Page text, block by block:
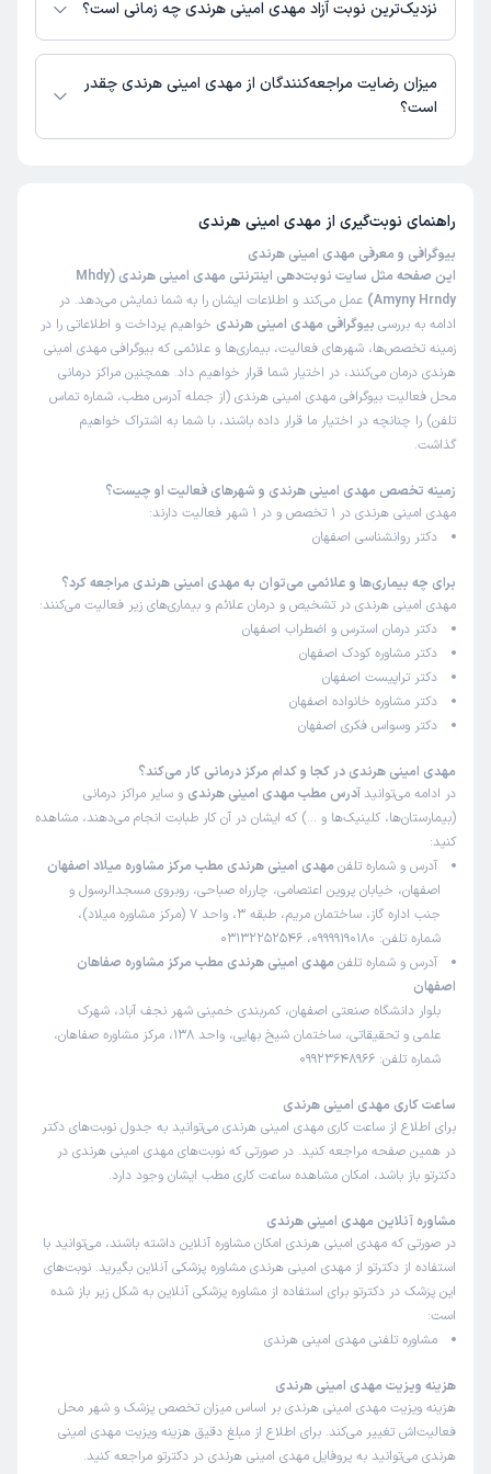
کاربر دکترتو
کاربر آزاد
این پزشک را پیشنهاد میکنم
زمان انتظار:0-15 دقیقه
خوب بود، برا چیزای دیگه رو نمیدونم ولی.
علت مراجعه: درمان اختلالات اضطرابی و استرس
کاربر دکترتو
1404/02/29
این پزشک را پیشنهاد میکنم
زمان انتظار:0-15 دقیقه
آورتینک داشت منو از پا درمیاورد، تا اینکه جناب دکتر به دادم
کاربر دکترتو
این پزشک را پیشنهاد میکنم
زمان انتظار:0-15 دقیقه
مدل مشاوره شون هم مقرون به صرفس هم خیلی موثره. اصن
اینطوری نیس که شما هر روز و هرهفته نیاز به جلسه داشته
باشین. خیلی خوبه
کاربر دکترتو
کاربر آزاد
این پزشک را پیشنهاد میکنم
زمان انتظار: 0-15 دقیقه
من سالها استرس و دلشوره امتحان داشتم، ای کاش زودتر از
اینها باهاشون آشنا شده بودم و این همه سال دلشوره و
اضطراب بخاطر امتحان تحمل نمیکردم
علت مراجعه: درمان اختلالات اضطرابی و استرس
کاربر دکترتو
1403/12/20
)
این پزشک را پیشنهاد میکنم
برای منی که دنبال مشاوره از نوع حرف زدن نبودم خیلی عالی
بود، چون روش کارشون برخلاف درمانگرای قبلیه که میرفتم و
فقط صحبت میکردیم، در حقیقت یه سری کارهایی رو ازتون
میخوان انجام بدین، من انجام میدادم و از نتیجه مشاورم هم
راضی بودم.
کاربر دکترتو
کاربر آزاد
(
1403/12/11
نزدیک‌ترین نوبت آزاد مهدی امینی هرندی چه زمانی است؟
مهدی امینی هرندی از روز شنبه 17 مرداد 1405 بیمار جدید می‌پذیرند.
میزان رضایت مراجعه‌کنندگان از مهدی امینی هرندی چقدر
است؟
راهنمای نوبت‌گیری از مهدی امینی هرندی
بیوگرافی و معرفی مهدی امینی هرندی
این صفحه مثل سایت نوبت‌دهی اینترنتی مهدی امینی هرندی (Mhdy
Amyny Hrndy) عمل می‌کند و اطلاعات ایشان را به شما نمایش می‌دهد. در
ادامه به بررسی بیوگرافی مهدی امینی هرندی خواهیم پرداخت و اطلاعاتی را در
زمینه تخصص‌ها، شهرهای فعالیت، بیماری‌ها و علائمی که بیوگرافی مهدی امینی
هرندی درمان می‌کنند، در اختیار شما قرار خواهیم داد. همچنین مراکز درمانی
محل فعالیت بیوگرافی مهدی امینی هرندی (از جمله آدرس مطب، شماره تماس
تلفن) را چنانچه در اختیار ما قرار داده باشند، با شما به اشتراک خواهیم
گذاشت.
زمینه تخصص مهدی امینی هرندی و شهرهای فعالیت او چیست؟
مهدی امینی هرندی در 1 تخصص و در 1 شهر فعالیت دارند:
دکتر روانشناسی اصفهان
برای چه بیماری‌ها و علائمی می‌توان به مهدی امینی هرندی مراجعه کرد؟
مهدی امینی هرندی در تشخیص و درمان علائم و بیماری‌های زیر فعالیت می‌کنند:
دکتر درمان استرس و اضطراب اصفهان
دکتر مشاوره کودک اصفهان
دکتر تراپیست اصفهان
دکتر مشاوره خانواده اصفهان
دکتر وسواس فکری اصفهان
مهدی امینی هرندی در کجا و کدام مرکز درمانی کار می‌کند؟
در ادامه می‌توانید آدرس مطب مهدی امینی هرندی و سایر مراکز درمانی
(بیمارستان‌ها، کلینیک‌ها و …) که ایشان در آن کار طبابت انجام می‌دهند، مشاهده
کنید:
آدرس و شماره تلفن مهدی امینی هرندی مطب مرکز مشاوره میلاد اصفهان
اصفهان، خیابان پروین اعتصامی، چارراه صباحی، روبروی مسجدالرسول و
جنب اداره گاز، ساختمان مریم، طبقه 3، واحد 7 (مرکز مشاوره میلاد)،
شماره تلفن: 09999190180، 03132252546
آدرس و شماره تلفن مهدی امینی هرندی مطب مرکز مشاوره صفاهان
اصفهان
بلوار دانشگاه صنعتی اصفهان، کمربندی خمینی شهر نجف آباد، شهرک
علمی و تحقیقاتی، ساختمان شیخ بهایی، واحد 138، مرکز مشاوره صفاهان،
شماره تلفن: 09923648966
ساعت کاری مهدی امینی هرندی
برای اطلاع از ساعت کاری مهدی امینی هرندی می‌توانید به جدول نوبت‌های دکتر
در همین صفحه مراجعه کنید. در صورتی که نوبت‌های مهدی امینی هرندی در
دکترتو باز باشد، امکان مشاهده ساعت کاری مطب ایشان وجود دارد.
مشاوره آنلاین مهدی امینی هرندی
در صورتی که مهدی امینی هرندی امکان مشاوره آنلاین داشته باشند، می‌توانید با
استفاده از دکترتو از مهدی امینی هرندی مشاوره پزشکی آنلاین بگیرید. نوبت‌های
این پزشک در دکترتو برای استفاده از مشاوره پزشکی آنلاین به شکل زیر باز شده
است:
مشاوره تلفنی مهدی امینی هرندی
هزینه ویزیت مهدی امینی هرندی
هزینه ویزیت مهدی امینی هرندی بر اساس میزان تخصص پزشک و شهر محل
فعالیت‌اش تغییر می‌کند. برای اطلاع از مبلغ دقیق هزینه ویزیت مهدی امینی
هرندی می‌توانید به پروفایل مهدی امینی هرندی در دکترتو مراجعه کنید.